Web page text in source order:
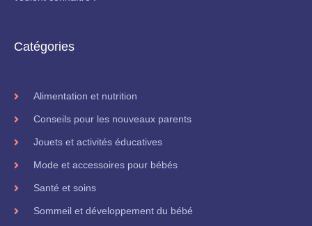
Catégories
Alimentation et nutrition
Conseils pour les nouveaux parents
Jouets et activités éducatives
Mode et accessoires pour bébés
Santé et soins
Sommeil et développement du bébé